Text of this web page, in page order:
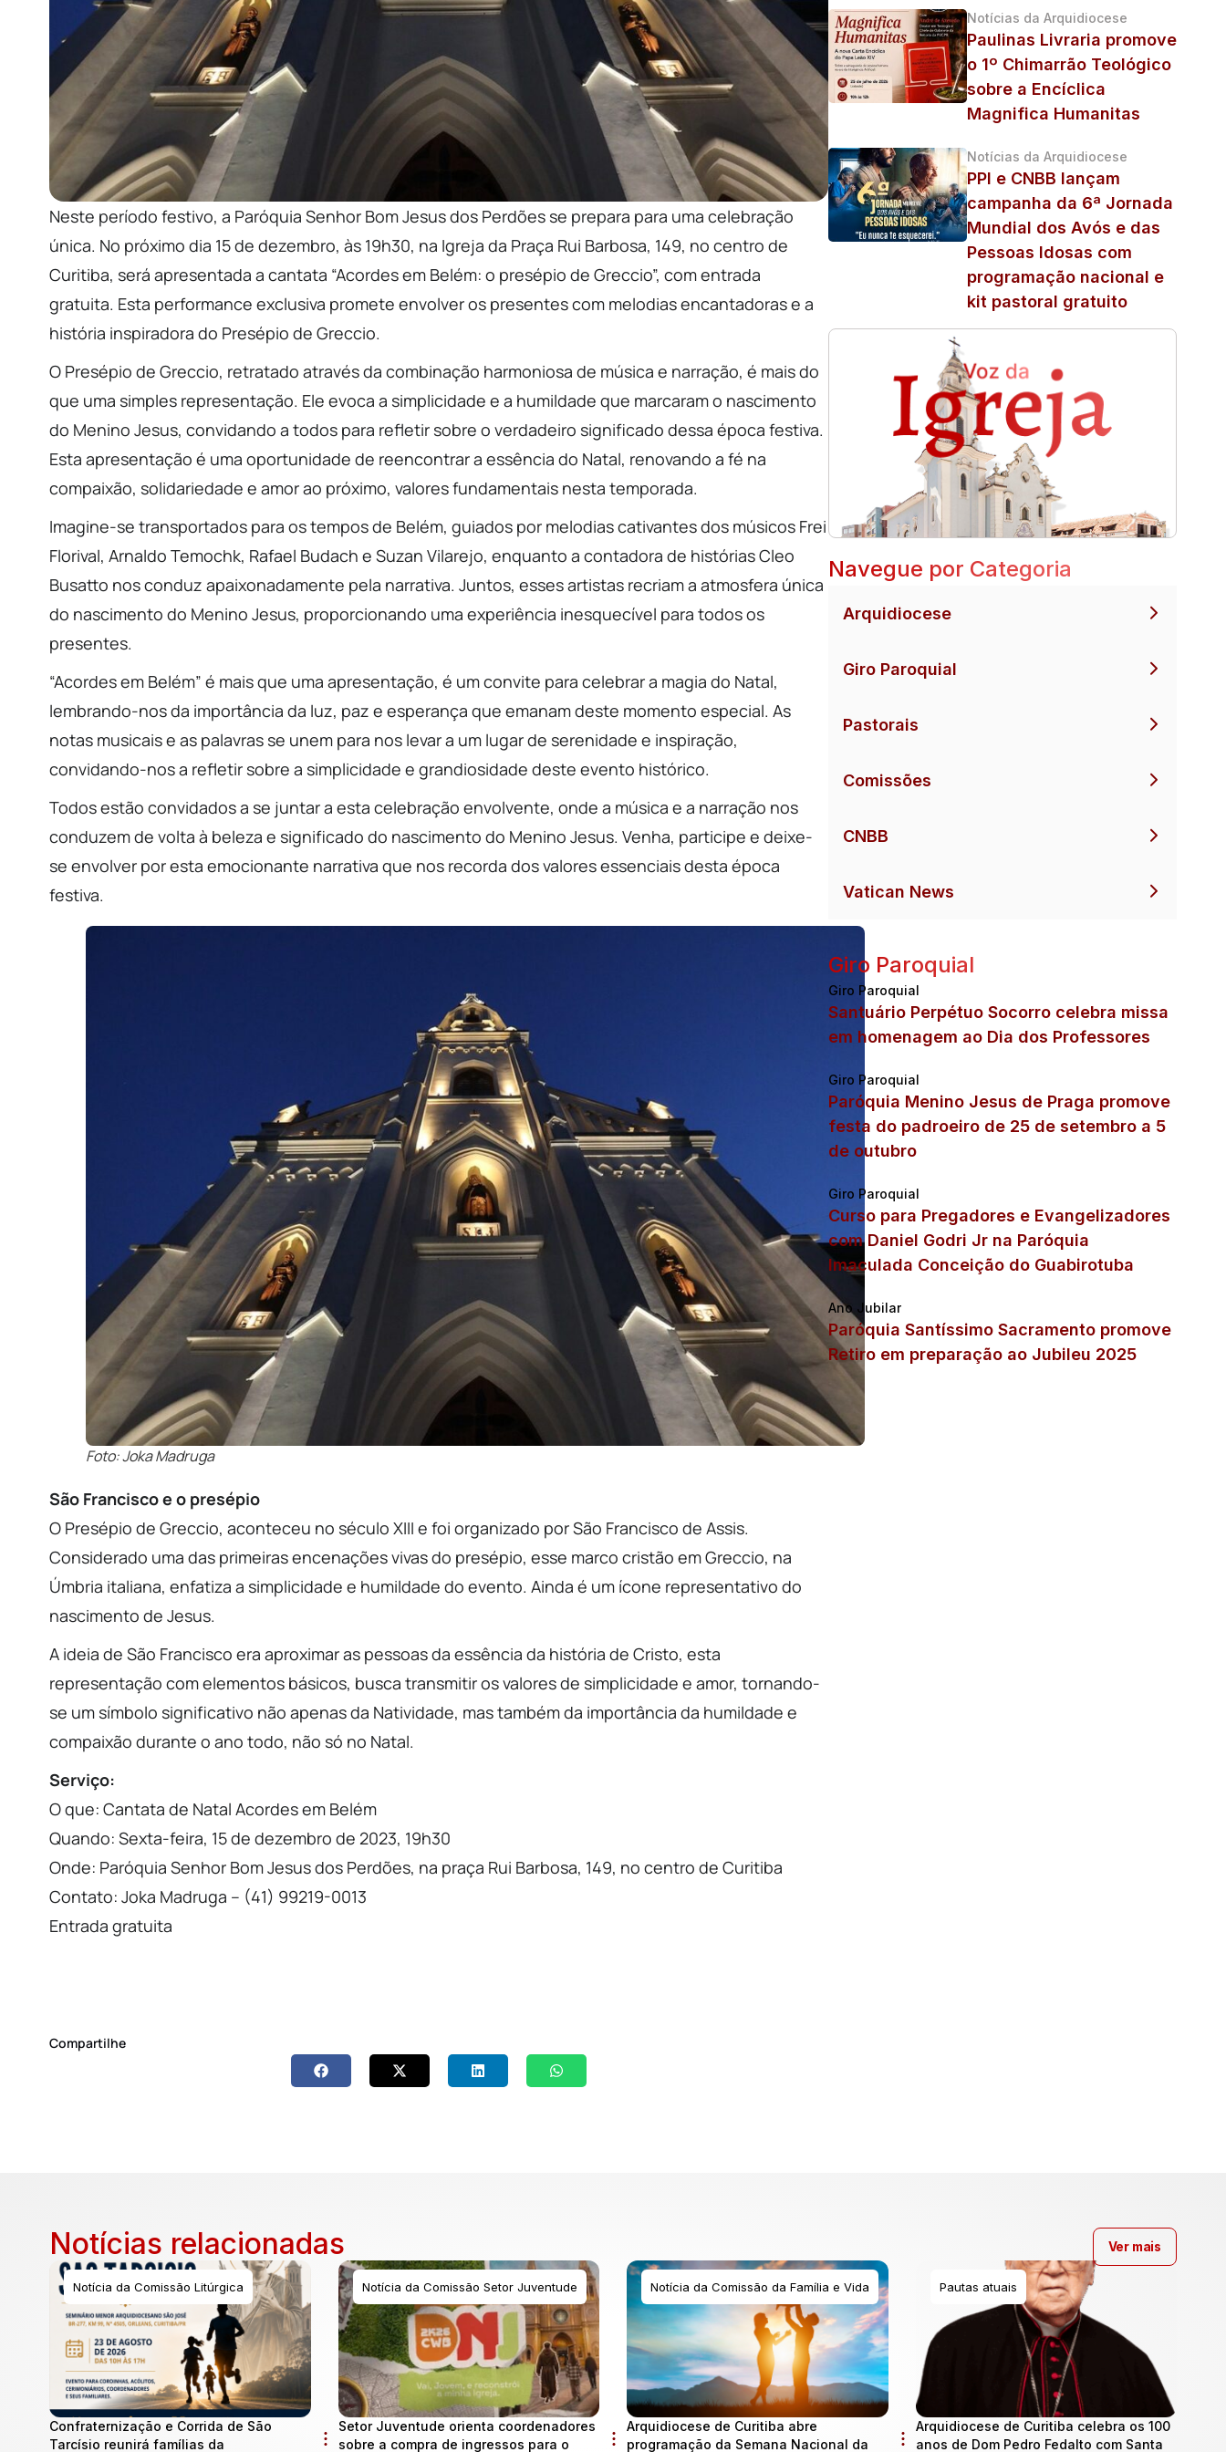
Neste período festivo, a Paróquia Senhor Bom Jesus dos Perdões se prepara para uma celebração
única. No próximo dia 15 de dezembro, às 19h30, na Igreja da Praça Rui Barbosa, 149, no centro de
Curitiba, será apresentada a cantata “Acordes em Belém: o presépio de Greccio”, com entrada
gratuita. Esta performance exclusiva promete envolver os presentes com melodias encantadoras e a
história inspiradora do Presépio de Greccio.
O Presépio de Greccio, retratado através da combinação harmoniosa de música e narração, é mais do
que uma simples representação. Ele evoca a simplicidade e a humildade que marcaram o nascimento
do Menino Jesus, convidando a todos para refletir sobre o verdadeiro significado dessa época festiva.
Esta apresentação é uma oportunidade de reencontrar a essência do Natal, renovando a fé na
compaixão, solidariedade e amor ao próximo, valores fundamentais nesta temporada.
Imagine-se transportados para os tempos de Belém, guiados por melodias cativantes dos músicos Frei
Florival, Arnaldo Temochk, Rafael Budach e Suzan Vilarejo, enquanto a contadora de histórias Cleo
Busatto nos conduz apaixonadamente pela narrativa. Juntos, esses artistas recriam a atmosfera única
do nascimento do Menino Jesus, proporcionando uma experiência inesquecível para todos os
presentes.
“Acordes em Belém” é mais que uma apresentação, é um convite para celebrar a magia do Natal,
lembrando-nos da importância da luz, paz e esperança que emanam deste momento especial. As
notas musicais e as palavras se unem para nos levar a um lugar de serenidade e inspiração,
convidando-nos a refletir sobre a simplicidade e grandiosidade deste evento histórico.
Todos estão convidados a se juntar a esta celebração envolvente, onde a música e a narração nos
conduzem de volta à beleza e significado do nascimento do Menino Jesus. Venha, participe e deixe-
se envolver por esta emocionante narrativa que nos recorda dos valores essenciais desta época
festiva.
Foto: Joka Madruga
São Francisco e o presépio
O Presépio de Greccio, aconteceu no século XIII e foi organizado por São Francisco de Assis.
Considerado uma das primeiras encenações vivas do presépio, esse marco cristão em Greccio, na
Úmbria italiana, enfatiza a simplicidade e humildade do evento. Ainda é um ícone representativo do
nascimento de Jesus.
A ideia de São Francisco era aproximar as pessoas da essência da história de Cristo, esta
representação com elementos básicos, busca transmitir os valores de simplicidade e amor, tornando-
se um símbolo significativo não apenas da Natividade, mas também da importância da humildade e
compaixão durante o ano todo, não só no Natal.
Serviço:
O que: Cantata de Natal Acordes em Belém
Quando: Sexta-feira, 15 de dezembro de 2023, 19h30
Onde: Paróquia Senhor Bom Jesus dos Perdões, na praça Rui Barbosa, 149, no centro de Curitiba
Contato: Joka Madruga – (41) 99219-0013
Entrada gratuita
Compartilhe
Notícias da Arquidiocese
Paulinas Livraria promove
o 1º Chimarrão Teológico
sobre a Encíclica
Magnifica Humanitas
Notícias da Arquidiocese
PPI e CNBB lançam
campanha da 6ª Jornada
Mundial dos Avós e das
Pessoas Idosas com
programação nacional e
kit pastoral gratuito
Navegue por Categoria
Arquidiocese
Giro Paroquial
Pastorais
Comissões
CNBB
Vatican News
Giro Paroquial
Giro Paroquial
Santuário Perpétuo Socorro celebra missa
em homenagem ao Dia dos Professores
Giro Paroquial
Paróquia Menino Jesus de Praga promove
festa do padroeiro de 25 de setembro a 5
de outubro
Giro Paroquial
Curso para Pregadores e Evangelizadores
com Daniel Godri Jr na Paróquia
Imaculada Conceição do Guabirotuba
Ano Jubilar
Paróquia Santíssimo Sacramento promove
Retiro em preparação ao Jubileu 2025
Notícias relacionadas
Notícia da Comissão Litúrgica
Confraternização e Corrida de São
Tarcísio reunirá famílias da
Notícia da Comissão Setor Juventude
Setor Juventude orienta coordenadores
sobre a compra de ingressos para o
Notícia da Comissão da Família e Vida
Arquidiocese de Curitiba abre
programação da Semana Nacional da
Pautas atuais
Arquidiocese de Curitiba celebra os 100
anos de Dom Pedro Fedalto com Santa
Ver mais